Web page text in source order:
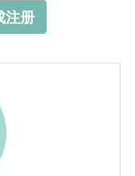
注册